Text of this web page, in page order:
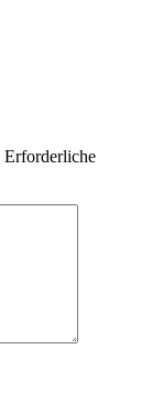
Erforderliche